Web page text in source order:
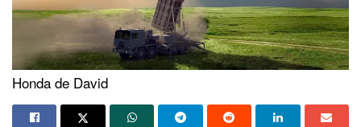
Honda de David